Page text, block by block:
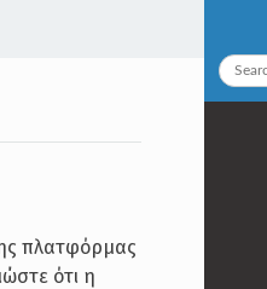
πλατφόρμας
ότι η